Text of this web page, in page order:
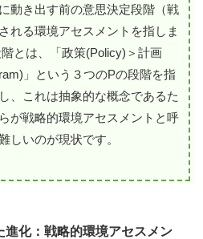
動き出す前の意思決定段階（戦
れる環境アセスメントを指しま
とは、「政策(Policy)＞計画
」という３つのPの段階を指
、これは抽象的な概念であるた
が戦略的環境アセスメントと呼
しいのが現状です。
進化：戦略的環境アセスメン